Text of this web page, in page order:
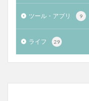
ツール・アプリ 9
ライフ 29